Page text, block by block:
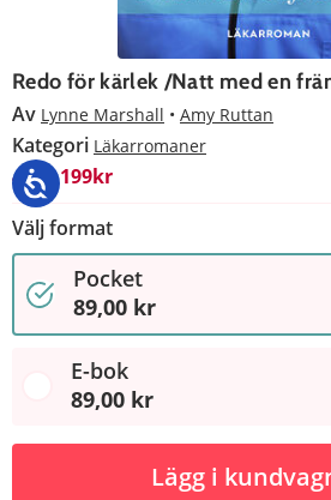
Redo för kärlek /Natt med en
Av Lynne Marshall Amy Ruttan
Kategori Läkarromaner
4 för 199kr
Välj format
Pocket
89,00 kr
E-bok
89,00 kr
Lägg i